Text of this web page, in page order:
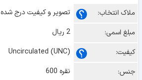
ملاک انتخاب:
تصویر و کیفیت درج شده
مبلغ اسمی:
2 ریال
کیفیت:
Uncirculated (UNC)
جنس:
نقره 600